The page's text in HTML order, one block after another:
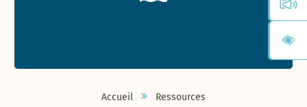
Accueil Ressources